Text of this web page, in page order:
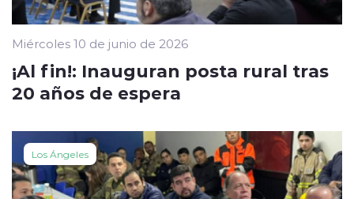
Miércoles 10 de junio de 2026
¡Al fin!: Inauguran posta rural tras
20 años de espera
Los Ángeles